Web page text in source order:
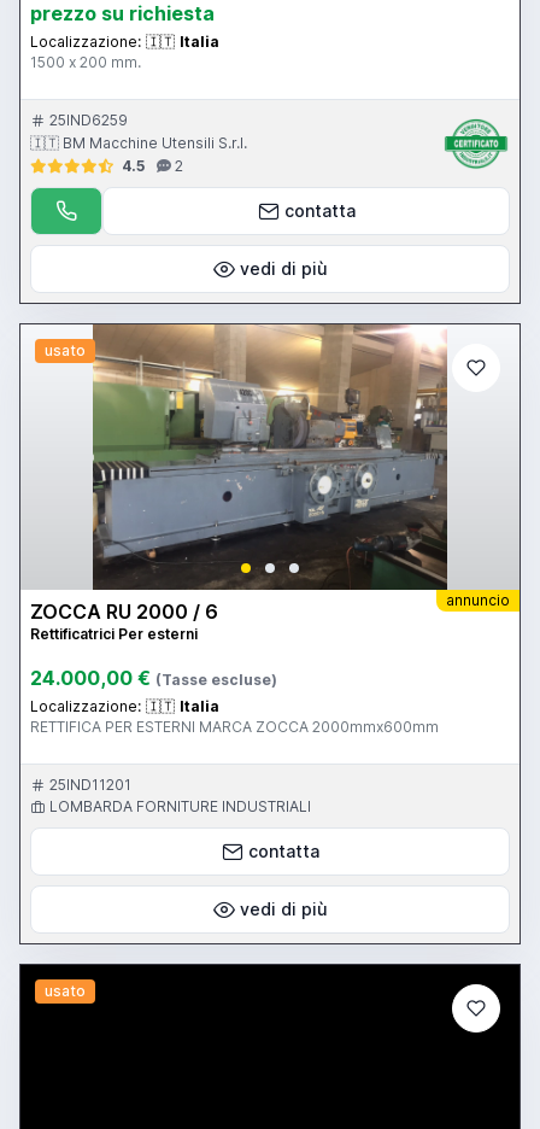
prezzo su richiesta
Localizzazione: 🇮🇹 Italia
1500 x 200 mm.
25IND6259
🇮🇹 BM Macchine Utensili S.r.l.
4.5
2
contatta
vedi di più
usato
annuncio
ZOCCA RU 2000 / 6
Rettificatrici Per esterni
24.000,00 € (Tasse escluse)
Localizzazione: 🇮🇹 Italia
RETTIFICA PER ESTERNI MARCA ZOCCA 2000mmx600mm
25IND11201
LOMBARDA FORNITURE INDUSTRIALI
contatta
vedi di più
usato